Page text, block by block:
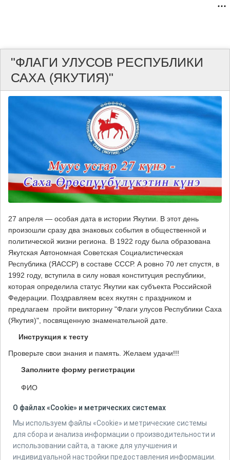
"ФЛАГИ УЛУСОВ РЕСПУБЛИКИ
САХА (ЯКУТИЯ)"
27 апреля — особая дата в истории Якутии. В этот день
произошли сразу два знаковых события в общественной и
политической жизни региона. В 1922 году была образована
Якутская Автономная Советская Социалистическая
Республика (ЯАССР) в составе СССР. А ровно 70 лет спустя, в
1992 году, вступила в силу новая конституция республики,
которая определила статус Якутии как субъекта Российской
Федерации. Поздравляем всех якутян с праздником и
предлагаем пройти викторину "Флаги улусов Республики Саха
(Якутия)", посвященную знаменательной дате.
Инструкция к тесту
Проверьте свои знания и память. Желаем удачи!!!
Заполните форму регистрации
ФИО
Количество вопросов в тесте:
О файлах «Cookie» и метрических системах
Мы используем файлы «Cookie» и метрические системы
для сбора и анализа информации о производительности и
использовании сайта, а также для улучшения и
индивидуальной настройки предоставления информации.